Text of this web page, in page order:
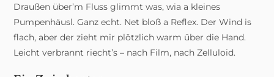
Draußen über’m Fluss glimmt was, wia a kleines
Pumpenhäusl. Ganz echt. Net bloß a Reflex. Der Wind is
flach, aber der zieht mir plötzlich warm über die Hand.
Leicht verbrannt riecht’s – nach Film, nach Zelluloid.